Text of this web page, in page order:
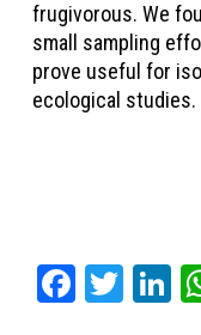
frugivorous. We
small sampling
prove useful for
ecological studies.